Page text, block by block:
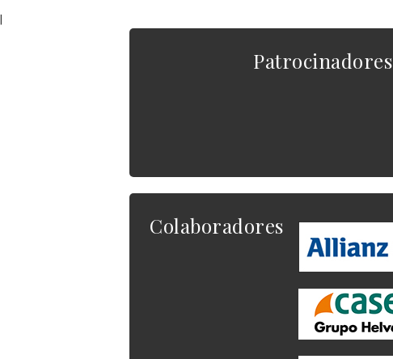
|
Patrocinadores
Colaboradores